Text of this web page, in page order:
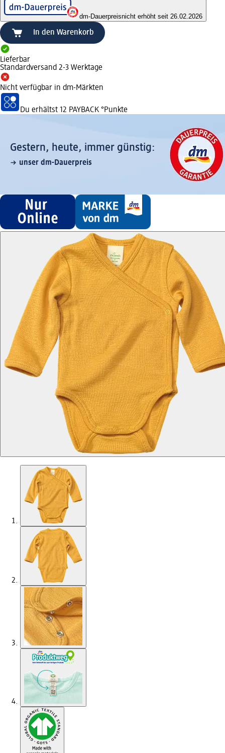
dm-Dauerpreisnicht erhöht seit 26.02.2026
In den Warenkorb
Lieferbar
Standardversand 2-3 Werktage
Nicht verfügbar in dm-Märkten
Du erhältst 12 PAYBACK °Punkte
Gestern, heute, immer günstig:
unser dm-Dauerpreis